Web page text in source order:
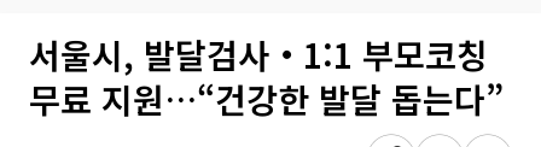
서울시, 발달검사‧1:1 부모코칭
무료 지원…“건강한 발달 돕는다”